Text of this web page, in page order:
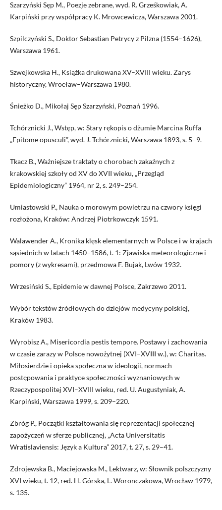
Szarzyński Sęp M., Poezje zebrane, wyd. R. Grześkowiak, A.
Karpiński przy współpracy K. Mrowcewicza, Warszawa 2001.
Szpilczyński S., Doktor Sebastian Petrycy z Pilzna (1554–1626),
Warszawa 1961.
Szwejkowska H., Książka drukowana XV–XVIII wieku. Zarys
historyczny, Wrocław–Warszawa 1980.
Śnieżko D., Mikołaj Sęp Szarzyński, Poznań 1996.
Tchórznicki J., Wstęp, w: Stary rękopis o dżumie Marcina Ruffa
„Epitome opusculi”, wyd. J. Tchórznicki, Warszawa 1893, s. 5–9.
Tkacz B., Ważniejsze traktaty o chorobach zakaźnych z
krakowskiej szkoły od XV do XVII wieku, „Przegląd
Epidemiologiczny” 1964, nr 2, s. 249–254.
Umiastowski P., Nauka o morowym powietrzu na czwory księgi
rozłożona, Kraków: Andrzej Piotrkowczyk 1591.
Walawender A., Kronika klęsk elementarnych w Polsce i w krajach
sąsiednich w latach 1450–1586, t. 1: Zjawiska meteorologiczne i
pomory (z wykresami), przedmowa F. Bujak, Lwów 1932.
Wrzesiński S., Epidemie w dawnej Polsce, Zakrzewo 2011.
Wybór tekstów źródłowych do dziejów medycyny polskiej,
Kraków 1983.
Wyrobisz A., Misericordia pestis tempore. Postawy i zachowania
w czasie zarazy w Polsce nowożytnej (XVI–XVIII w.), w: Charitas.
Miłosierdzie i opieka społeczna w ideologii, normach
postępowania i praktyce społeczności wyznaniowych w
Rzeczypospolitej XVI–XVIII wieku, red. U. Augustyniak, A.
Karpiński, Warszawa 1999, s. 209–220.
Zbróg P., Początki kształtowania się reprezentacji społecznej
zapożyczeń w sferze publicznej, „Acta Universitatis
Wratislaviensis: Język a Kultura” 2017, t. 27, s. 29–41.
Zdrojewska B., Maciejowska M., Lektwarz, w: Słownik polszczyzny
XVI wieku, t. 12, red. H. Górska, L. Woronczakowa, Wrocław 1979,
s. 135.